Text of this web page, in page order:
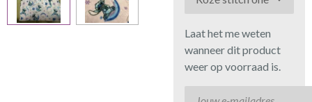
Laat het me weten
wanneer dit product
weer op voorraad is.